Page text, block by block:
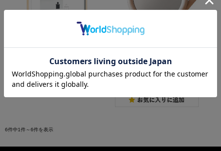
Drawing No.13
¥207,900(税込)
METROCS メトロクス
¥33,000(税込)
6件中1件～6件を表示